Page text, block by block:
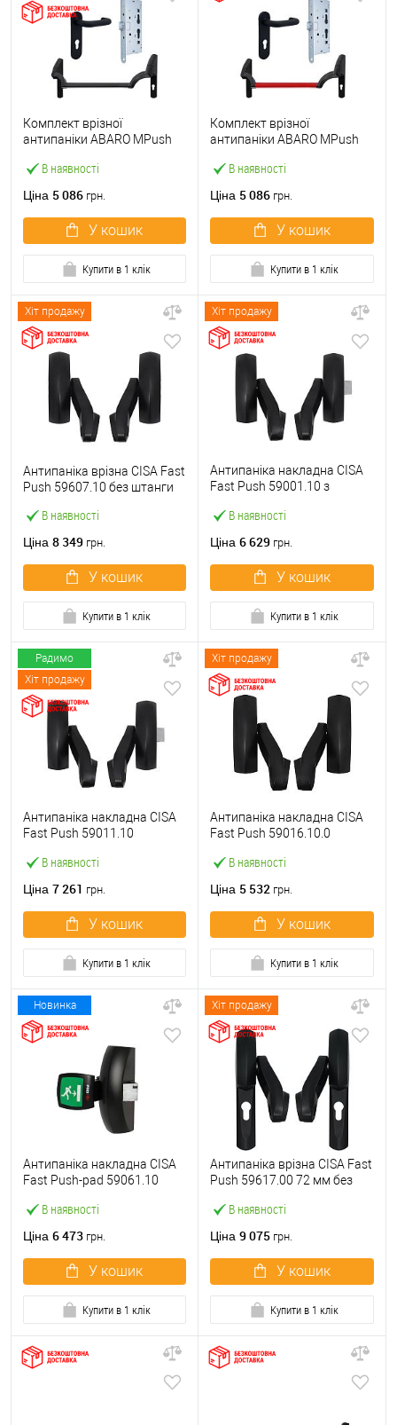
В наявності
Комплект врізної
антипаніки ABARO МPush
чорний із замком та ручкою
Ціна 5 086 грн.
У кошик
Купити в 1 клік
В наявності
Комплект врізної
антипаніки ABARO МPush
червоний із замком та
Ціна 5 086 грн.
У кошик
Купити в 1 клік
Хіт продажу
В наявності
Антипаніка врізна CISA Fast
Push 59607.10 без штанги
Ціна 8 349 грн.
У кошик
Купити в 1 клік
Хіт продажу
В наявності
Антипаніка накладна CISA
Fast Push 59001.10 з
Ціна 6 629 грн.
У кошик
Купити в 1 клік
Радимо
Хіт продажу
В наявності
Антипаніка накладна CISA
Fast Push 59011.10
штанги
Ціна 7 261 грн.
У кошик
Купити в 1 клік
Хіт продажу
В наявності
Антипаніка накладна CISA
Fast Push 59016.10.0
штанги
Ціна 5 532 грн.
У кошик
Купити в 1 клік
Новинка
В наявності
Антипаніка накладна CISA
Fast Push-pad 59061.10
Ціна 6 473 грн.
У кошик
Купити в 1 клік
Хіт продажу
В наявності
Антипаніка врізна CISA Fast
Push 59617.00 72 мм без
Ціна 9 075 грн.
У кошик
Купити в 1 клік